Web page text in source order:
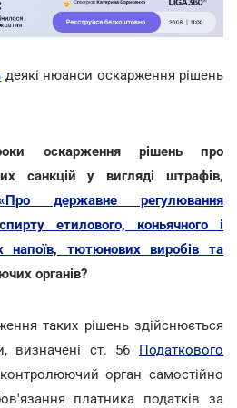
деякі нюанси оскарження рішень
оскарження рішень про
санкцій у вигляді штрафів,
державне регулювання
етилового, коньячного і
напоїв, тютюнових виробів та
органів?
таких рішень здійснюється
визначені ст. 56 Податкового
орган самостійно
платника податків за